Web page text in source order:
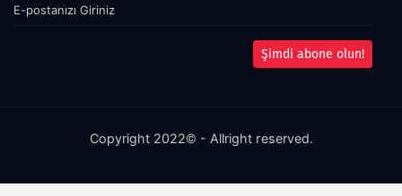
Şimdi abone olun!
Copyright 2022© - Allright reserved.